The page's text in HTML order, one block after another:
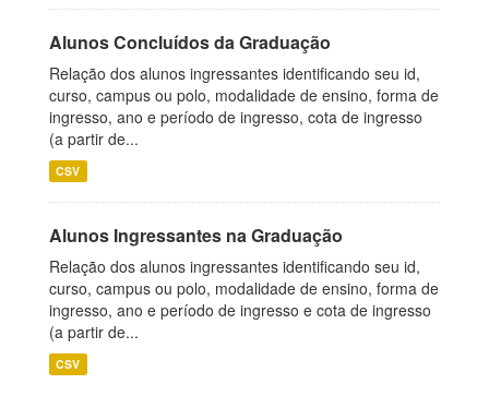
Alunos Concluídos da Graduação
Relação dos alunos ingressantes identificando seu id,
curso, campus ou polo, modalidade de ensino, forma de
ingresso, ano e período de ingresso, cota de ingresso
(a partir de...
CSV
Alunos Ingressantes na Graduação
Relação dos alunos ingressantes identificando seu id,
curso, campus ou polo, modalidade de ensino, forma de
ingresso, ano e período de ingresso e cota de ingresso
(a partir de...
CSV